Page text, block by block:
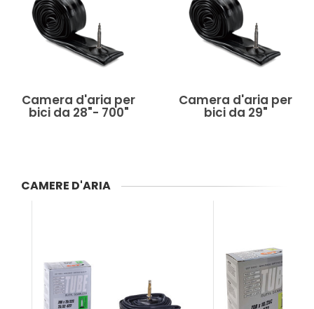
Camera d'aria per
bici da 28"- 700"
Camera d'aria per
bici da 29"
CAMERE D'ARIA